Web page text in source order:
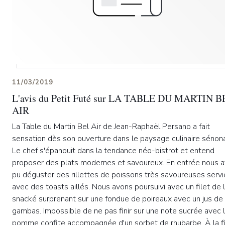
L'avis du Petit Futé sur LA TABLE DU MARTIN
AIR
11/03/2019
La Table du Martin Bel Air de Jean-Raphaël Persano a fait
sensation dès son ouverture dans le paysage culinaire
Le chef s'épanouit dans la tendance néo-bistrot et entend
proposer des plats modernes et savoureux. En entrée nous
pu déguster des rillettes de poissons très savoureuses
avec des toasts aillés. Nous avons poursuivi avec un filet de
snacké surprenant sur une fondue de poireaux avec un jus de
gambas. Impossible de ne pas finir sur une note sucrée avec